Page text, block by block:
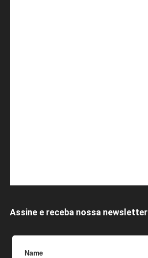
Assine e receba nossa newsletter